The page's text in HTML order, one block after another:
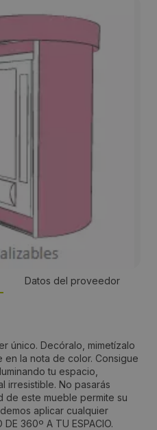
Datos del proveedor
único. Decóralo, mimetízalo
la nota de color. Consigue
tu espacio,
irresistible. No pasarás
de este mueble permite su
aplicar cualquier
360º A TU ESPACIO.
Camporroso